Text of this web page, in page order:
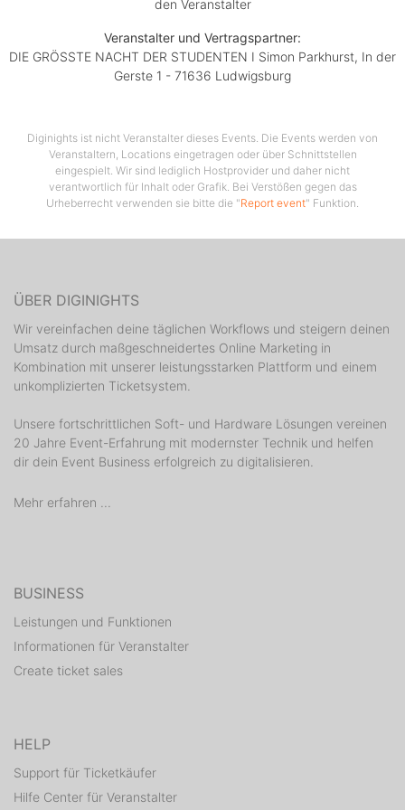
CEN CLUB
Style: HipHop, Oldschool, Reggaeton
DJ: TBA
www.cen-club.de
DJ: TBA
www.die-stadtmitte.de
ENVOGUE
Style: RnB, House
Style: HipHop, RnB, Reggaeton & Classics
www.helloclub.de
KROKOKELLER
Style: Party Classics, Charts & Party Rock
www.krokokeller.com
SCRUFFY'S Irish Pub
Style: Party Classics, Charts & Party Rock
https://www.facebook.com/shooterstarsKA
TOPSY TURVY
Style: Mixed Music & Partyhits
/// Ab 18Jahren /// Änderungen vorbehalten // 2G
Regelung (Geimpft & Genesen)
den Veranstalter
Veranstalter und Vertragspartner:
DIE GRÖSSTE NACHT DER STUDENTEN I Simon Parkhurst, In der
Gerste 1 - 71636 Ludwigsburg
Diginights ist nicht Veranstalter dieses Events. Die Events werden von
Veranstaltern, Locations eingetragen oder über Schnittstellen
eingespielt. Wir sind lediglich Hostprovider und daher nicht
verantwortlich für Inhalt oder Grafik. Bei Verstößen gegen das
Urheberrecht verwenden sie bitte die "Report event" Funktion.
ÜBER DIGINIGHTS
Wir vereinfachen deine täglichen Workflows und steigern deinen
Umsatz durch maßgeschneidertes Online Marketing in
Kombination mit unserer leistungsstarken Plattform und einem
unkomplizierten Ticketsystem.
Unsere fortschrittlichen Soft- und Hardware Lösungen vereinen
20 Jahre Event-Erfahrung mit modernster Technik und helfen
dir dein Event Business erfolgreich zu digitalisieren.
Mehr erfahren ...
BUSINESS
Leistungen und Funktionen
Informationen für Veranstalter
Create ticket sales
HELP
Support für Ticketkäufer
Hilfe Center für Veranstalter